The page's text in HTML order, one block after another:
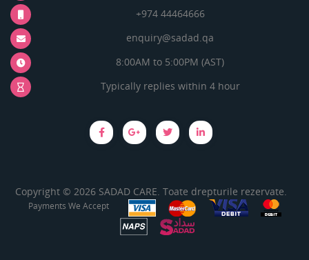
+974 44464666
enquiry@sadad.qa
8:00AM to 5:00PM (AST)
Typically replies within 4 hour
Copyright © 2026 SADAD CARE. Toate drepturile rezervate.
Payments We Accept